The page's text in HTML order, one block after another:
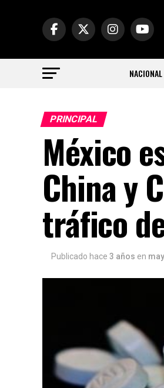
NACIONAL
PRINCIPAL
México
China y
tráfico
Publicado hace 3 años en